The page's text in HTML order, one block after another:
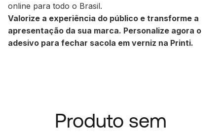
online para todo o Brasil.
Valorize a experiência do público e transforme a
apresentação da sua marca. Personalize agora o
adesivo para fechar sacola em verniz na Printi.
Produto sem